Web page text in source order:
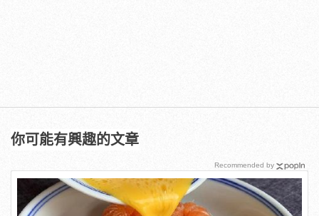
你可能有興趣的文章
Recommended by